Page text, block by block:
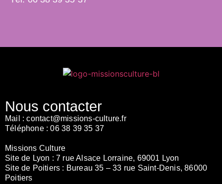
Nous contacter
Mail : contact@missions-culture.fr
Téléphone : 06 38 39 35 37
Missions Culture
Site de Lyon : 7 rue Alsace Lorraine, 69001 Lyon
Site de Poitiers : Bureau 35 – 33 rue Saint-Denis, 86000
Poitiers